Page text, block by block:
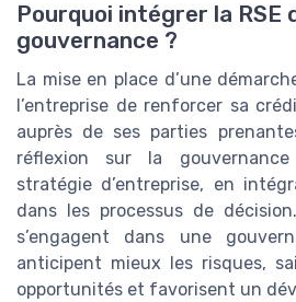
Pourquoi intégrer la RSE
gouvernance ?
La mise en place d’une
l’entreprise de renforcer sa
auprès de ses parties
réflexion sur la
stratégie d’entreprise, en
dans les processus de
s’engagent dans une
anticipent mieux les risques,
opportunités et favorisent un